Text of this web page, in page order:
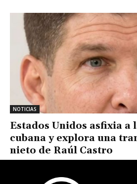
NOTICIAS
Estados Unidos asfixia a
cubana y explora una
nieto de Raúl Castro